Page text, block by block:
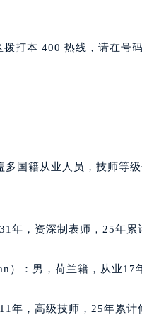
市爱辉区中央街雅典售后
市鸡冠区红军路雅典售后
斯市向阳区长安路雅典售
江市东安区太平路雅典售
河市桃山区大同街雅典售
哈尔市龙沙区龙华路雅典
山市尖山区新兴大街雅典
市北林区新华街与康庄路
市伊美区通河路雅典售后
洮北区明仁南街雅典售后服
浑江区浑江大街雅典售后
船营区河南街雅典售后服
市新华街道梅河大街雅典
宁江区五环大街雅典售后
打本 400 热线，请在号
多国籍从业人员，技师等
年，资深制表师，25年累
）：男，荷兰籍，从业17
年，高级技师，25年累计